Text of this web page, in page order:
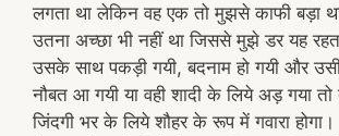
लगता था लेकिन वह एक तो मुझसे काफी बड़ा
उतना अच्छा भी नहीं था जिससे मुझे डर यह
उसके साथ पकड़ी गयी, बदनाम हो गयी और
नौबत आ गयी या वही शादी के लिये अड़ गया
जिंदगी भर के लिये शौहर के रूप में गवारा होगा।